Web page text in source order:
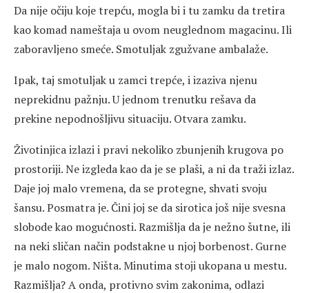
Da nije očiju koje trepću, mogla bi i tu zamku da tretira
kao komad nameštaja u ovom neuglednom magacinu. Ili
zaboravljeno smeće. Smotuljak zgužvane ambalaže.
Ipak, taj smotuljak u zamci trepće, i izaziva njenu
neprekidnu pažnju. U jednom trenutku rešava da
prekine nepodnošljivu situaciju. Otvara zamku.
Životinjica izlazi i pravi nekoliko zbunjenih krugova po
prostoriji. Ne izgleda kao da je se plaši, a ni da traži izlaz.
Daje joj malo vremena, da se protegne, shvati svoju
šansu. Posmatra je. Čini joj se da sirotica još nije svesna
slobode kao mogućnosti. Razmišlja da je nežno šutne, ili
na neki sličan način podstakne u njoj borbenost. Gurne
je malo nogom. Ništa. Minutima stoji ukopana u mestu.
Razmišlja? A onda, protivno svim zakonima, odlazi